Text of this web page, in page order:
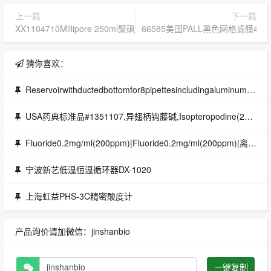
上一篇
XX1104710Millipore 250ml聚砜过滤漏斗XX1104710（密理博聚砜
下一篇
66585美国PALL黑色网格滤膜
猜你喜欢：
Reservoirwithductedbottomfor8pipettesincludingaluminumpaddlewith9bubblesandmagneticclutch,withinletand货号：VP756CT品牌：V&PScie
USA药典标准品#1351107,异翅柄钩藤碱,Isopteropodine(20mg),CAS#5171-37-9
Fluoride0.2mg/ml(200ppm)|Fluoride0.2mg/ml(200ppm)|离子层析色谱标准液
宁波新艺低温恒温循环器DX-1020
上海虹益PHS-3C精密酸度计
产品询价请加微信：jinshanbio
一键复制